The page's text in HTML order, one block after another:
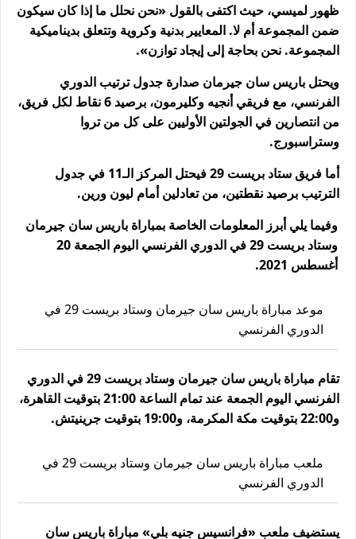
ظهور لميسي، حيث اكتفى بالقول «نحن نحلل ما إذا كان سيكون
ضمن المجموعة أم لا. المعايير بدنية وكروية وتتعلق بديناميكية
المجموعة. نحن بحاجة إلى إيجاد توازن».
ويحتل باريس سان جيرمان صدارة جدول ترتيب الدوري
الفرنسي، مع فريقي أنجيه وكليرمون، برصيد 6 نقاط لكل فريق،
من انتصارين في الجولتين الأوليين على كل من تروا
وستراسبورج.
أما فريق ستاد بريست 29 فيحتل المركز الـ11 في جدول
الترتيب برصيد نقطتين، من تعادلين أمام ليون ورين.
وفيما يلي أبرز المعلومات الخاصة بمباراة باريس سان جيرمان
وستاد بريست 29 في الدوري الفرنسي اليوم الجمعة 20
أغسطس 2021.
موعد مباراة باريس سان جيرمان وستاد بريست 29 في
الدوري الفرنسي
تقام مباراة باريس سان جيرمان وستاد بريست 29 في الدوري
الفرنسي اليوم الجمعة عند تمام الساعة 21:00 بتوقيت القاهرة،
و22:00 بتوقيت مكة المكرمة، و19:00 بتوقيت جرينيتش.
ملعب مباراة باريس سان جيرمان وستاد بريست 29 في
الدوري الفرنسي
يستضيف ملعب «فرانسيس جنيه بلي» مباراة باريس سان